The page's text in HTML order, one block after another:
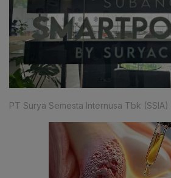
PT Surya Semesta Internusa Tbk (SSIA)